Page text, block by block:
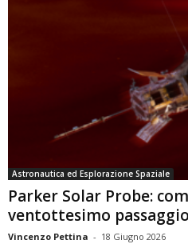
Astronautica ed Esplorazione Spaziale
Parker Solar Probe:
ventottesimo
Vincenzo Pettina - 18 Giugno 2026